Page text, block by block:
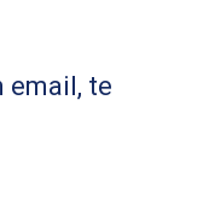
email, te